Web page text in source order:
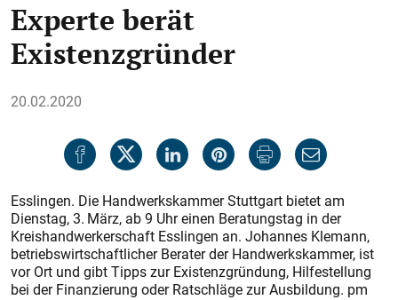
Experte berät
Existenzgründer
20.02.2020
Esslingen. Die Handwerkskammer Stuttgart bietet am
Dienstag, 3. März, ab 9 Uhr einen Beratungstag in der
Kreishandwerkerschaft Esslingen an. Johannes Klemann,
betriebswirtschaftlicher Berater der Handwerkskammer, ist
vor Ort und gibt Tipps zur Existenzgründung, Hilfestellung
bei der Finanzierung oder Ratschläge zur Ausbildung. pm